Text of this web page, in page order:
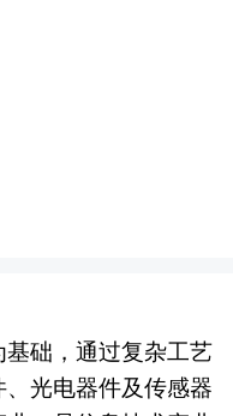
如何面对行业的发
竞争力，以及行业
告还综合了增材制
在产品方面提供了
对于增材制造产品
门以及拟进入该行
，对于研究我国增
双重意义。
形成过程。在应用
二维材料晶体管、
代提供新路径，但
范式替代；量子计
、量子互联）的精
超材料与超表面光
性能，应用于隐
在产业培育方向，
施强化原子级制造研
探索；中试平台与
门槛；知识产权布
体化压铸后加工、
备零部件等新兴应
行业将保持稳健增
同步提升。产业格
、高端整机设计制
及全生命周期服务
、工艺技术、数字
术落后、质量失
汰或整合。总体而
司领衔撰写，在大
依据了国家统计
国家经济信息中
海关总署、全国商
中心、中国行业研
的基础信息以及锂
供的大量资料。报
点分析了国内外锂
对行业的发展挑
力，以及行业的投
升系统实现钻具、
；二是利用旋转系
破碎岩石，同时部
是依托循环系统将
返回地面并冷却钻
止井塌、井漏等事
四大模块构成。动
求；传动系统通过
精准分配至各工作
础，通过复杂工艺
光电器件及传感器